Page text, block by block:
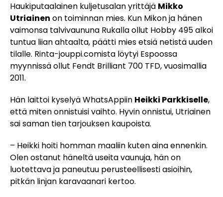
Haukiputaalainen kuljetusalan yrittäjä Mikko
Utriainen on toiminnan mies. Kun Mikon ja hänen
vaimonsa talvivaununa Rukalla ollut Hobby 495 alkoi
tuntua liian ahtaalta, päätti mies etsiä netistä uuden
tilalle. Rinta-jouppi.comista löytyi Espoossa
myynnissä ollut Fendt Brilliant 700 TFD, vuosimallia
2011.
Hän laittoi kyselyä WhatsAppiin Heikki Parkkiselle,
että miten onnistuisi vaihto. Hyvin onnistui, Utriainen
sai saman tien tarjouksen kaupoista.
– Heikki hoiti homman maaliin kuten aina ennenkin.
Olen ostanut häneltä useita vaunuja, hän on
luotettava ja paneutuu perusteellisesti asioihin,
pitkän linjan karavaanari kertoo.